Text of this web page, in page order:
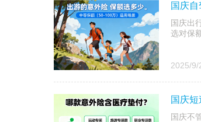
国庆
国庆出
选对保
2025/9/
国庆
国庆不